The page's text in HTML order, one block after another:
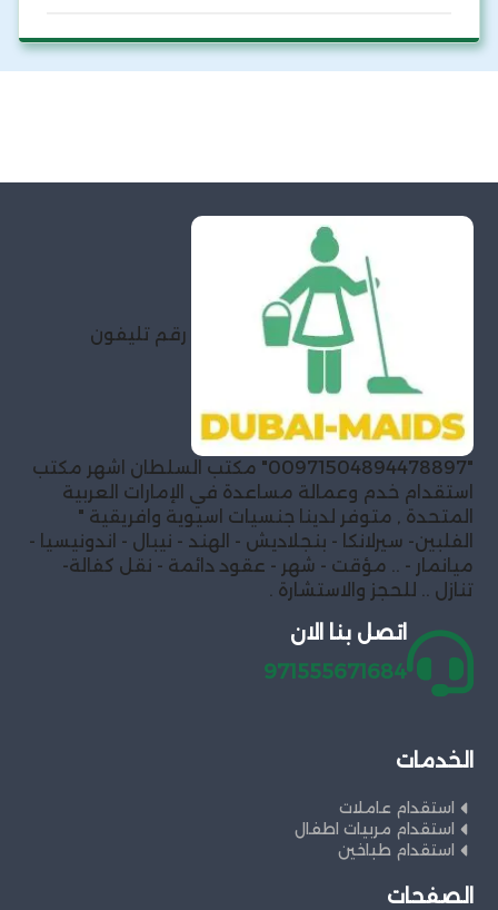
رقم تليفون
"00971504894478897" مكتب السلطان اشهر مكتب
استقدام خدم وعمالة مساعدة في الإمارات العربية
المتحدة , متوفر لدينا جنسيات اسيوية وافريقية "
الفلبين- سيرلانكا - بنجلاديش - الهند - نيبال - اندونيسيا -
ميانمار - .. مؤقت - شهر - عقود دائمة - نقل كفالة-
تنازل .. للحجز والاستشارة .
اتصل بنا الان
971555671684
الخدمات
استقدام عاملات
استقدام مربيات اطفال
استقدام طباخين
الصفحات